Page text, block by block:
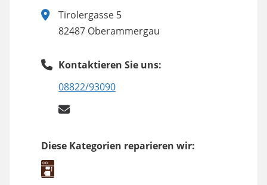
Tirolergasse 5
82487 Oberammergau
Kontaktieren Sie uns:
08822/93090
Diese Kategorien reparieren wir: